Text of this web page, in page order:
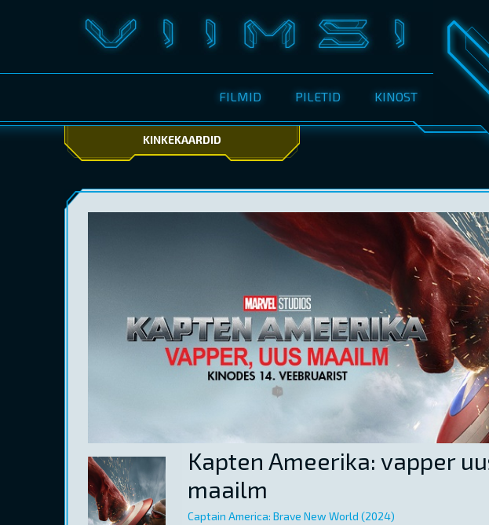
FILMID PILETID KINOST
KINKEKAARDID
Kapten Ameerika: vapper
maailm
Captain America: Brave New World (2024)